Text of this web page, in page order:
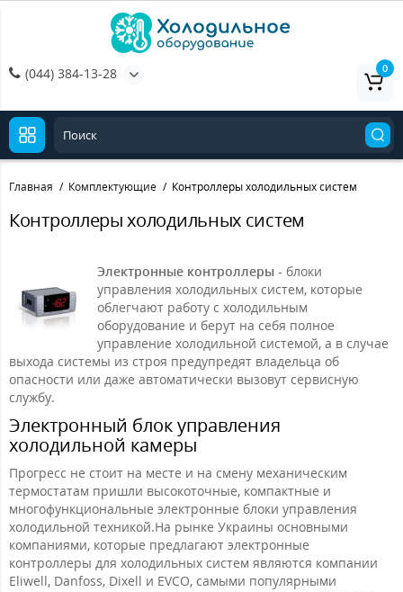
(044) 384-13-28 0
Главная Комплектующие Контроллеры холодильных систем
Контроллеры холодильных систем
Электронные контроллеры - блоки
управления холодильных систем, которые
облегчают работу с холодильным
оборудование и берут на себя полное
управление холодильной системой, а в случае
выхода системы из строя предупредят владельца об
опасности или даже автоматически вызовут сервисную
службу.
Электронный блок управления
холодильной камеры
Прогресс не стоит на месте и на смену механическим
термостатам пришли высокоточные, компактные и
многофункциональные электронные блоки управления
холодильной техникой.На рынке Украины основными
компаниями, которые предлагают электронные
контроллеры для холодильных систем являются компании
Eliwell, Danfoss, Dixell и EVCO, самыми популярными